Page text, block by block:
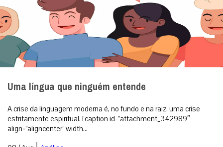
Uma língua que ninguém entende
A crise da linguagem moderna é, no fundo e na raiz, uma crise
estritamente espiritual. [caption id=”attachment_342989″
align=”aligncenter” width...